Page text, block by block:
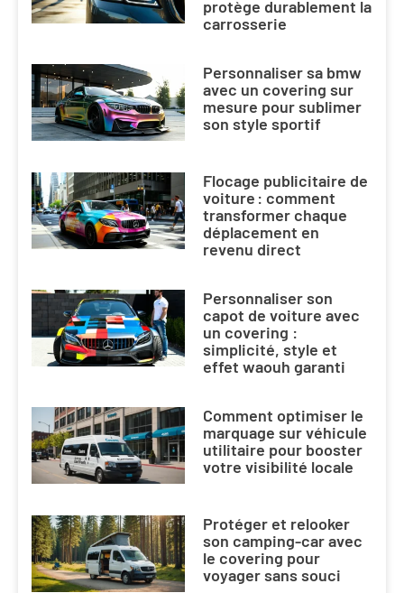
protège durablement la
carrosserie
Personnaliser sa bmw
avec un covering sur
mesure pour sublimer
son style sportif
Flocage publicitaire de
voiture : comment
transformer chaque
déplacement en
revenu direct
Personnaliser son
capot de voiture avec
un covering :
simplicité, style et
effet waouh garanti
Comment optimiser le
marquage sur véhicule
utilitaire pour booster
votre visibilité locale
Protéger et relooker
son camping-car avec
le covering pour
voyager sans souci